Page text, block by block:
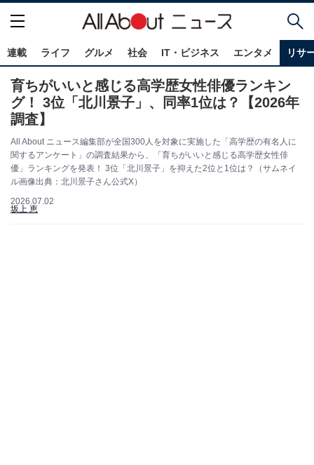
連載 ライフ グルメ 社会 IT・ビジネス エンタメ リサ
育ちがいいと感じる高学歴女性俳優ランキン
グ！ 3位「北川景子」、同率1位は？【2026年
調査】
All About ニュース編集部が全国300人を対象に実施した「高学歴の有名人に
関するアンケート」の調査結果から、「育ちがいいと感じる高学歴女性俳
優」ランキングを発表！ 3位「北川景子」を抑えた2位と1位は？（サムネイ
ル画像出典：北川景子さん公式X）
2026.07.02
坂上 恵